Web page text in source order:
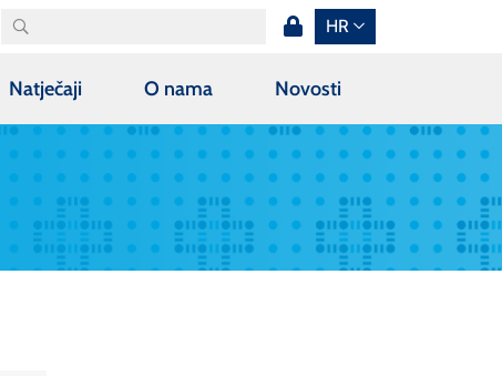
HR
Natječaji O nama Novosti